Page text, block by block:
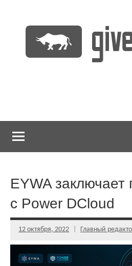
содержимому
EYWA заключает
с Power DCloud
12 октября, 2022 Главный